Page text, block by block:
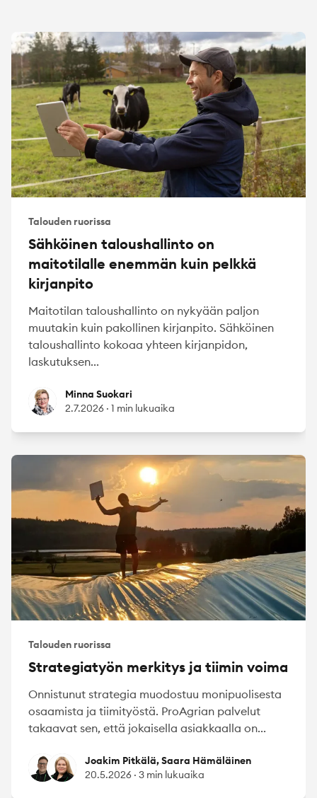
Talouden ruorissa
Sähköinen taloushallinto on
maitotilalle enemmän kuin pelkkä
kirjanpito
Maitotilan taloushallinto on nykyään paljon
muutakin kuin pakollinen kirjanpito. Sähköinen
taloushallinto kokoaa yhteen kirjanpidon,
laskutuksen...
Minna Suokari
Minna Suokari
2.7.2026 · 1 min lukuaika
Talouden ruorissa
Strategiatyön merkitys ja tiimin voima
Onnistunut strategia muodostuu monipuolisesta
osaamista ja tiimityöstä. ProAgrian palvelut
takaavat sen, että jokaisella asiakkaalla on...
Joakim Pitkälä
Saara Hämäläinen
Joakim Pitkälä, Saara Hämäläinen
20.5.2026 · 3 min lukuaika